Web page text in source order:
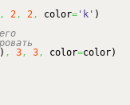
, 2, 2, color= 'k' )
) , 3, 3, color=color)